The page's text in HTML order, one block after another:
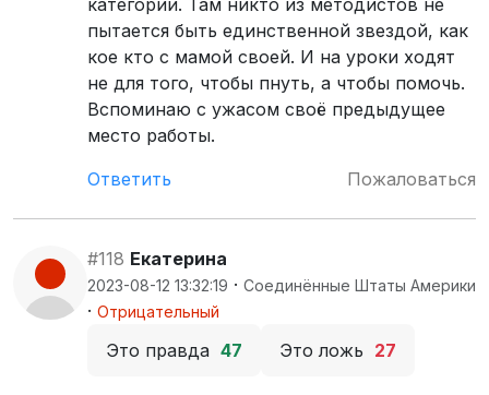
категории. Там никто из методистов не
пытается быть единственной звездой, как
кое кто с мамой своей. И на уроки ходят
не для того, чтобы пнуть, а чтобы помочь.
Вспоминаю с ужасом своё предыдущее
место работы.
Ответить
Пожаловаться
#118 Екатерина
2023-08-12 13:32:19 · Соединённые Штаты Америки
· Отрицательный
Это правда 47 Это ложь 27